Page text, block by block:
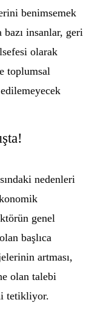
benimsemek
insanlar, geri
olarak
toplumsal
nedenleri
genel
başlıca
artması,
olan talebi
tetikliyor.